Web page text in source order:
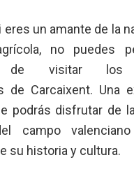
eres un amante de la
no puedes
de visitar los
de Carcaixent. Una
podrás disfrutar de
campo
su historia y cultura.